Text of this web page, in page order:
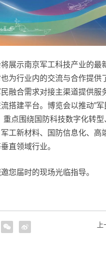
展示南京军工科技产业的最
为行业内的交流与合作提供
融合需求对接主渠道提供服
搭建平台。博览会以推动”军
重点围绕国防科技数字化转
工新材料、国防信息化、高
直领域行业。
您届时的现场光临指导。